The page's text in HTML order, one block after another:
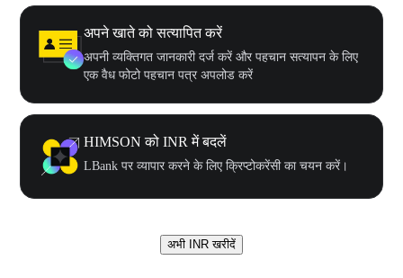
अपने खाते को सत्यापित करें
अपनी व्यक्तिगत जानकारी दर्ज करें और पहचान सत्यापन के लिए
एक वैध फोटो पहचान पत्र अपलोड करें
HIMSON को INR में बदलें
LBank पर व्यापार करने के लिए क्रिप्टोकरेंसी का चयन करें।
अभी INR खरीदें